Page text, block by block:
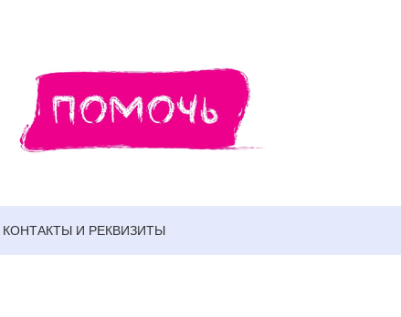
КОНТАКТЫ И РЕКВИЗИТЫ